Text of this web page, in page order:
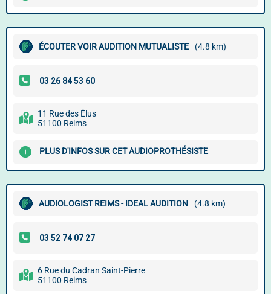
ÉCOUTER VOIR AUDITION MUTUALISTE (4.8 km)
11 Rue des Élus
51100 Reims
PLUS D'INFOS SUR CET AUDIOPROTHÉSISTE
AUDIOLOGIST REIMS - IDEAL AUDITION (4.8 km)
6 Rue du Cadran Saint-Pierre
51100 Reims